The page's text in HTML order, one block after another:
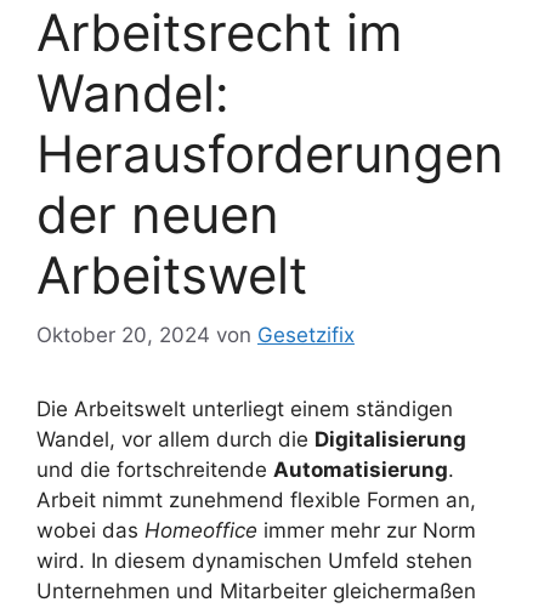
Arbeitsrecht im
Wandel:
Herausforderungen
der neuen
Arbeitswelt
Oktober 20, 2024 von Gesetzifix
Die Arbeitswelt unterliegt einem ständigen
Wandel, vor allem durch die Digitalisierung
und die fortschreitende Automatisierung.
Arbeit nimmt zunehmend flexible Formen an,
wobei das Homeoffice immer mehr zur Norm
wird. In diesem dynamischen Umfeld stehen
Unternehmen und Mitarbeiter gleichermaßen